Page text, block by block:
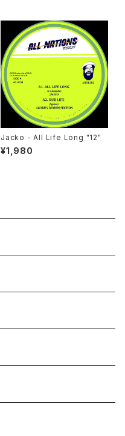
Jacko - All Life Long "12"
¥1,980